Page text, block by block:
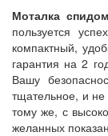
Моталка
пользуется
компактный,
гарантия на 2
Вашу
тщательное, и не
тому же, с
желанных